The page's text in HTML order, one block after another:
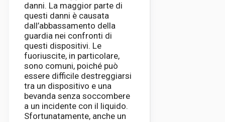
danni. La maggior parte di
questi danni è causata
dall’abbassamento della
guardia nei confronti di
questi dispositivi. Le
fuoriuscite, in particolare,
sono comuni, poiché può
essere difficile destreggiarsi
tra un dispositivo e una
bevanda senza soccombere
a un incidente con il liquido.
Sfortunatamente, anche un